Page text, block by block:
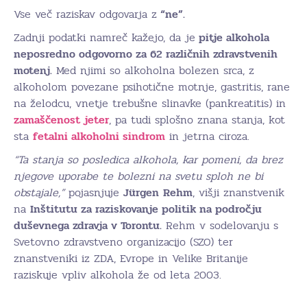
Vse več raziskav odgovarja z “ne”.
Zadnji podatki namreč kažejo, da je pitje alkohola
neposredno odgovorno za 62 različnih zdravstvenih
motenj. Med njimi so alkoholna bolezen srca, z
alkoholom povezane psihotične motnje, gastritis, rane
na želodcu, vnetje trebušne slinavke (pankreatitis) in
zamaščenost jeter, pa tudi splošno znana stanja, kot
sta fetalni alkoholni sindrom in jetrna ciroza.
“Ta stanja so posledica alkohola, kar pomeni, da brez
njegove uporabe te bolezni na svetu sploh ne bi
obstajale,”pojasnjuje Jürgen Rehm, višji znanstvenik
na Inštitutu za raziskovanje politik na področju
duševnega zdravja v Torontu. Rehm v sodelovanju s
Svetovno zdravstveno organizacijo (SZO) ter
znanstveniki iz ZDA, Evrope in Velike Britanije
raziskuje vpliv alkohola že od leta 2003.